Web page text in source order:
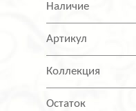
Наличие
Артикул
Коллекция
Остаток